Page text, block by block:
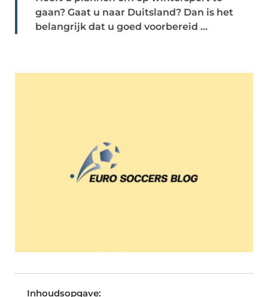
gaan? Gaat u naar Duitsland? Dan is het
belangrijk dat u goed voorbereid ...
Inhoudsopgave: